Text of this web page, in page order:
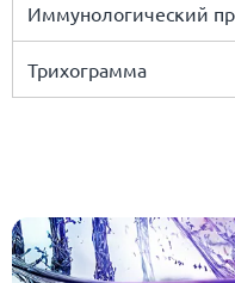
Иммунологический
Трихограмма